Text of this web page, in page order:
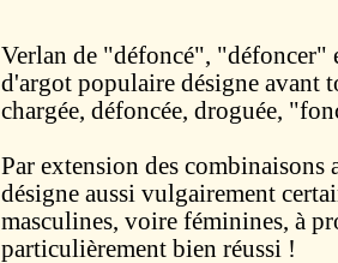
Verlan de "défoncé", "défoncer"
d'argot populaire désigne avant
chargée, défoncée, droguée,
Par extension des
désigne aussi vulgairement
masculines, voire féminines, à
particulièrement bien réussi !